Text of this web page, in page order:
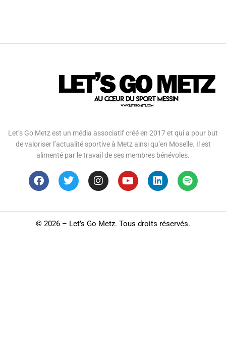
Let’s Go Metz est un média associatif créé en 2017 et qui a pour but
de valoriser l’actualité sportive à Metz ainsi qu’en Moselle. Il est
alimenté par le travail de ses membres bénévoles.
© 2026 – Let’s Go Metz. Tous droits réservés.